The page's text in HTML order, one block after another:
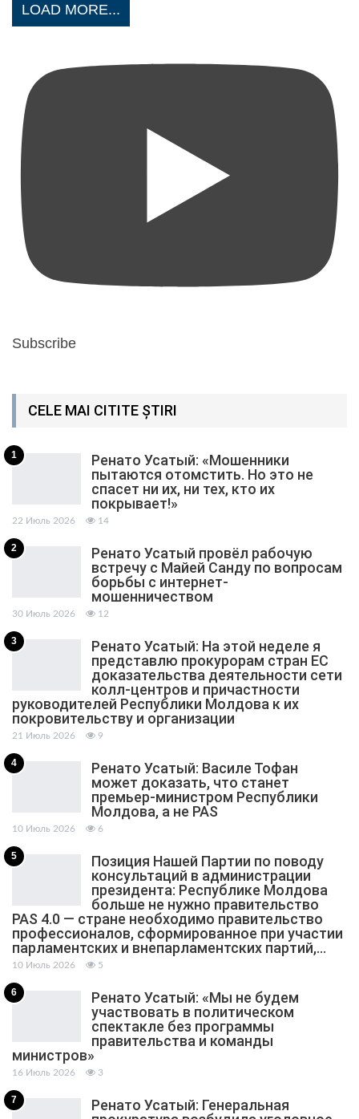
LOAD MORE...
Subscribe
CELE MAI CITITE ȘTIRI
1
Ренато Усатый: «Мошенники
пытаются отомстить. Но это не
спасет ни их, ни тех, кто их
покрывает!»
22 Июль 2026 14
2
Ренато Усатый провёл рабочую
встречу с Майей Санду по вопросам
борьбы с интернет-
мошенничеством
30 Июль 2026 12
3
Ренато Усатый: На этой неделе я
представлю прокурорам стран ЕС
доказательства деятельности сети
колл-центров и причастности
руководителей Республики Молдова к их
покровительству и организации
21 Июль 2026 9
4
Ренато Усатый: Василе Тофан
может доказать, что станет
премьер-министром Республики
Молдова, а не PAS
10 Июль 2026 6
5
Позиция Нашей Партии по поводу
консультаций в администрации
президента: Республике Молдова
больше не нужно правительство
PAS 4.0 — стране необходимо правительство
профессионалов, сформированное при участии
парламентских и внепарламентских партий,…
10 Июль 2026 5
6
Ренато Усатый: «Мы не будем
участвовать в политическом
спектакле без программы
правительства и команды
министров»
16 Июль 2026 3
7
Ренато Усатый: Генеральная